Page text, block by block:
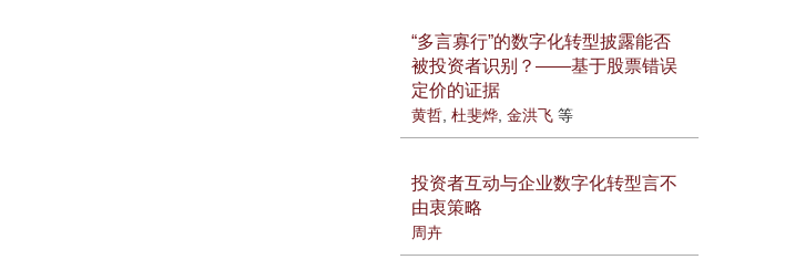
“多言寡行”的数字化转型披露能否
被投资者识别？——基于股票错误
定价的证据
黄哲, 杜斐烨, 金洪飞等
投资者互动与企业数字化转型言不
由衷策略
周卉